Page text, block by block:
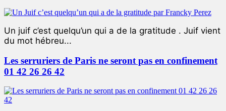
Un juif c’est quelqu’un qui a de la gratitude . Juif vient
du mot hébreu...
Les serruriers de Paris ne seront pas en confinement
01 42 26 26 42